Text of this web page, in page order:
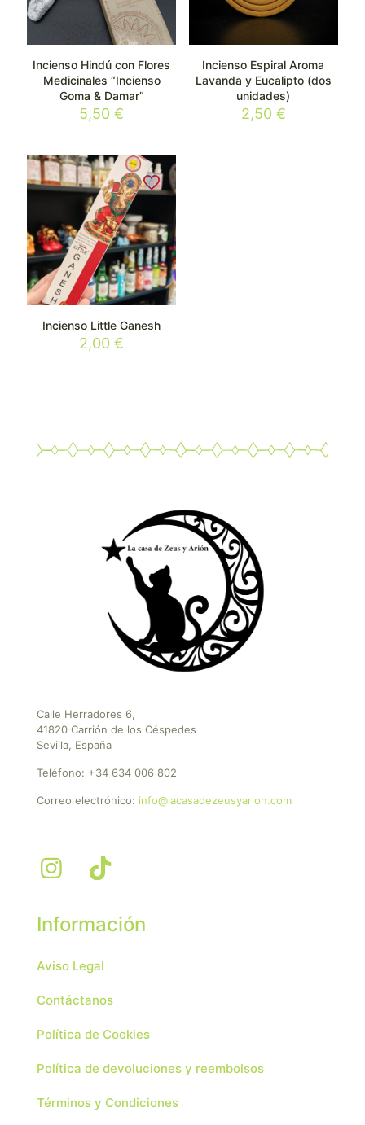
Incienso Hindú con Flores
Medicinales “Incienso
Goma & Damar”
5,50€
Incienso Espiral Aroma
Lavanda y Eucalipto (dos
unidades)
2,50 €
Incienso Little Ganesh
2,00€
Calle Herradores 6,
41820 Carrión de los Céspedes
Sevilla, España
Teléfono: +34 634 006 802
Correo electrónico: info@lacasadezeusyarion.com
Información
Aviso Legal
Contáctanos
Política de Cookies
Política de devoluciones y reembolsos
Términos y Condiciones